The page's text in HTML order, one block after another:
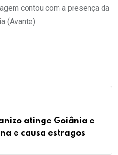
contou com a presença da
(Avante)
atinge Goiânia e
e causa estragos